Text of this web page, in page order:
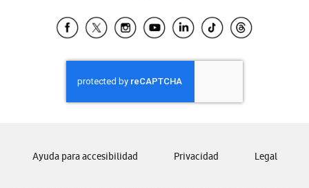
Samsung Ecuador
Samsung El Salvador
Samsung Guatemala
Samsung Honduras
Samsung Nicaragua
Samsung Venezuela
Ayuda para accesibilidad Privacidad Legal